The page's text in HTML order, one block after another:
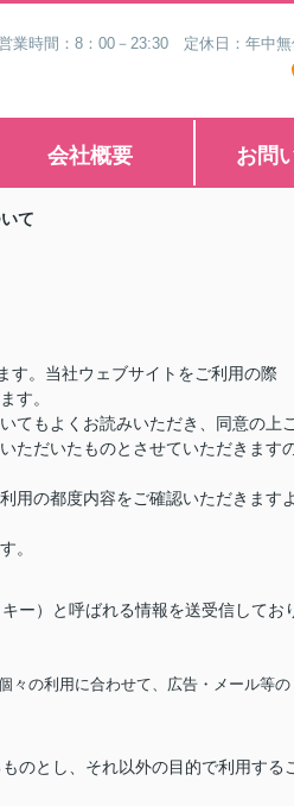
業時間：8：00－23:30 定休日：年中
会社概要 お問
て
す。当社ウェブサイトをご利用の際
す。
てもよくお読みいただき、同意の上
ただいたものとさせていただきます
用の都度内容をご確認いただきますよ
。
ー）と呼ばれる情報を送受信してお
々の利用に合わせて、広告・メール等の
のとし、それ以外の目的で利用する